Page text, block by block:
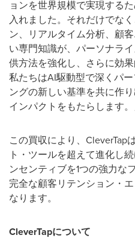
ョンを世界規模で実現する
入れました。それだけでな
ン、リアルタイム分析、顧
い専門知識が、パーソナラ
供方法を強化し、さらに効
私たちはAI駆動型で深くパ
ングの新しい基準を共に作
インパクトをもたらします。
この買収により、CleverTap
ト・ツールを超えて進化し
ンセンティブを1つの強力な
完全な顧客リテンション・
なります。
CleverTapについて